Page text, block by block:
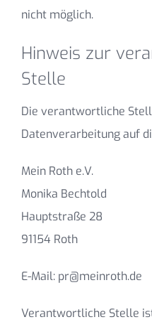
nicht möglich.
Hinweis zur
Stelle
Die verantwortliche
Datenverarbeitung auf
Mein Roth e.V.
Monika Bechtold
Hauptstraße 28
91154 Roth
E-Mail: pr@meinroth.de
Verantwortliche Stelle